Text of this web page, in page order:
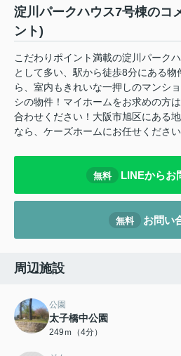
淀川パークハウス7号棟のコ
ント)
こだわりポイント満載の淀川パーク
として多い、駅から徒歩8分にある
ら、室内もきれいな一押しのマンシ
シの物件！マイホームをお求めの方
合わせください！大阪市旭区にある
なら、ケーズホームにお任せくださ
無料 LINEからお
無料 お問い
周辺施設
公園
太子橋中公園
249ｍ（4分）